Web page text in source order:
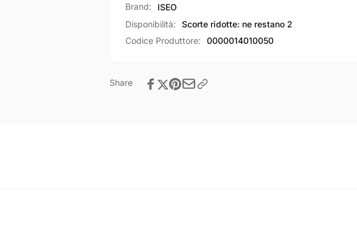
Brand:
ISEO
Disponibilità:
Scorte ridotte: ne restano 2
Codice Produttore:
0000014010050
Share